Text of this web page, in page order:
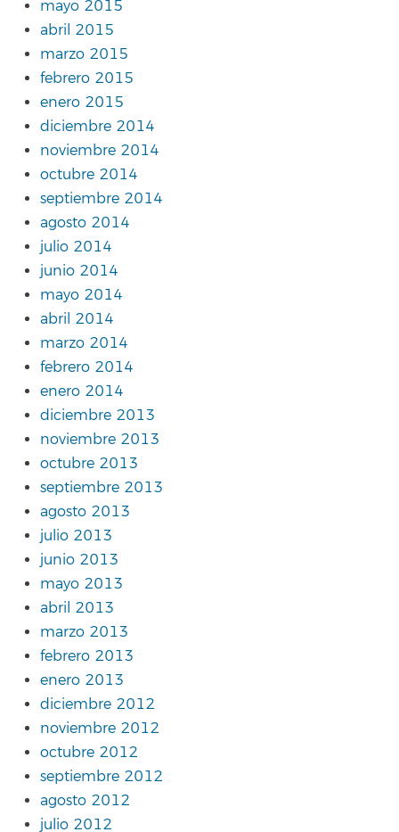
mayo 2015
abril 2015
marzo 2015
febrero 2015
enero 2015
diciembre 2014
noviembre 2014
octubre 2014
septiembre 2014
agosto 2014
julio 2014
junio 2014
mayo 2014
abril 2014
marzo 2014
febrero 2014
enero 2014
diciembre 2013
noviembre 2013
octubre 2013
septiembre 2013
agosto 2013
julio 2013
junio 2013
mayo 2013
abril 2013
marzo 2013
febrero 2013
enero 2013
diciembre 2012
noviembre 2012
octubre 2012
septiembre 2012
agosto 2012
julio 2012